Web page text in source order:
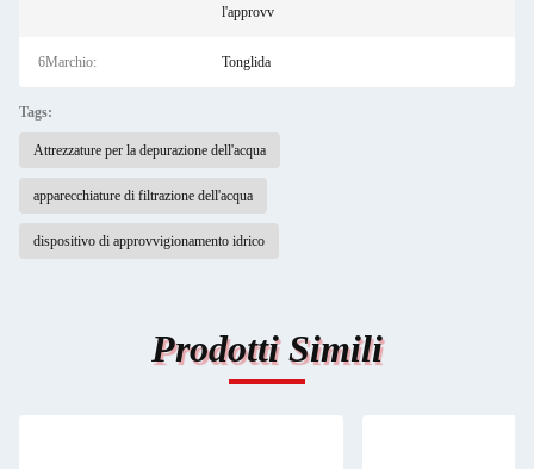
l'approvv
6Marchio: Tonglida
Tags:
Attrezzature per la depurazione dell'acqua
apparecchiature di filtrazione dell'acqua
dispositivo di approvvigionamento idrico
Prodotti Simili